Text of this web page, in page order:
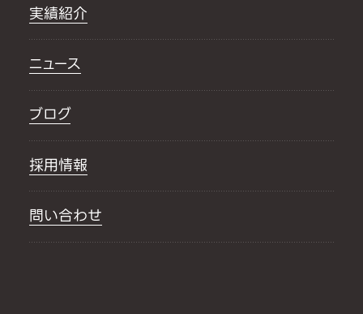
実績紹介
ニュース
ブログ
採用情報
問い合わせ